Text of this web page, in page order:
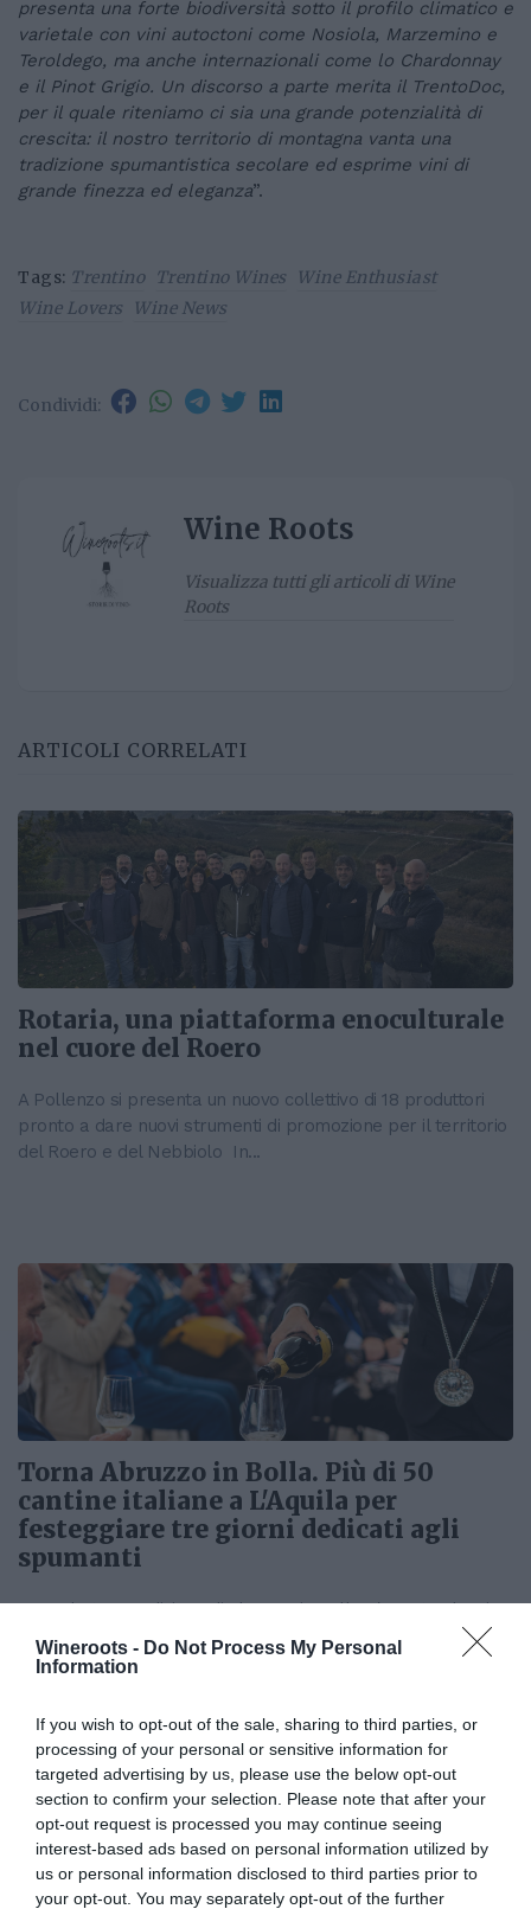
Wineroots - Do Not Process My Personal
Information
If you wish to opt-out of the sale, sharing to third parties, or
processing of your personal or sensitive information for
targeted advertising by us, please use the below opt-out
section to confirm your selection. Please note that after your
opt-out request is processed you may continue seeing
interest-based ads based on personal information utilized by
us or personal information disclosed to third parties prior to
your opt-out. You may separately opt-out of the further
presenta una forte biodiversità sotto il profilo climatico e
varietale con vini autoctoni come Nosiola, Marzemino e
Teroldego, ma anche internazionali come lo Chardonnay
e il Pinot Grigio. Un discorso a parte merita il TrentoDoc,
per il quale riteniamo ci sia una grande potenzialità di
crescita: il nostro territorio di montagna vanta una
tradizione spumantistica secolare ed esprime vini di
grande finezza ed eleganza”.
Tags: Trentino Trentino Wines
Wine Enthusiast
Wine Lovers
Wine News
Condividi:
Wine Roots
Visualizza tutti gli articoli di Wine
Roots
ARTICOLI CORRELATI
Rotaria, una piattaforma enoculturale
nel cuore del Roero
A Pollenzo si presenta un nuovo collettivo di 18 produttori
pronto a dare nuovi strumenti di promozione per il territorio
del Roero e del Nebbiolo In...
Torna Abruzzo in Bolla. Più di 50
cantine italiane a L'Aquila per
festeggiare tre giorni dedicati agli
spumanti
Torna la terza edizione di Abruzzo in Bolla. L'evento che si
svolgerà a L'Aquila dal 21 al 23 giugno ha raggiunto quasi
cinquanta adesioni...